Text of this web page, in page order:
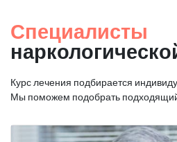
Специалисты
Курс лечения подбирается
Мы поможем подобрать